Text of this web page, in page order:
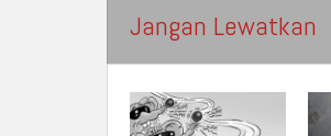
Jangan Lewatkan